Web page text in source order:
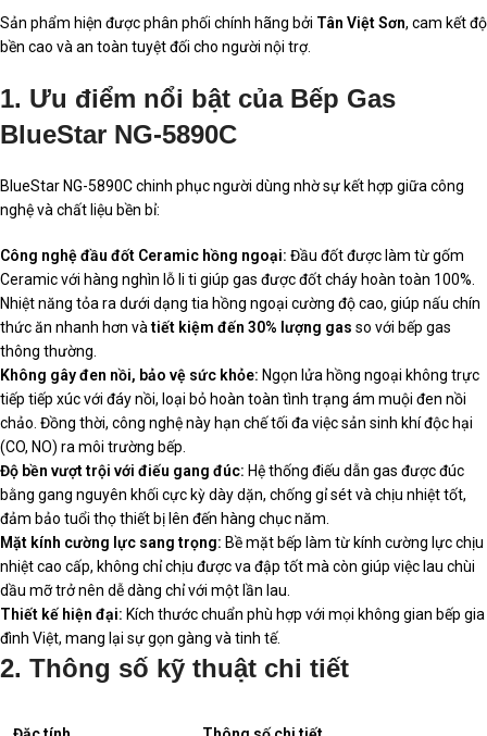
Sản phẩm hiện được phân phối chính hãng bởi Tân Việt Sơn, cam kết độ
bền cao và an toàn tuyệt đối cho người nội trợ.
1. Ưu điểm nổi bật của Bếp Gas
BlueStar NG-5890C
BlueStar NG-5890C chinh phục người dùng nhờ sự kết hợp giữa công
nghệ và chất liệu bền bỉ:
Công nghệ đầu đốt Ceramic hồng ngoại: Đầu đốt được làm từ gốm
Ceramic với hàng nghìn lỗ li ti giúp gas được đốt cháy hoàn toàn 100%.
Nhiệt năng tỏa ra dưới dạng tia hồng ngoại cường độ cao, giúp nấu chín
thức ăn nhanh hơn vàtiết kiệm đến 30% lượng gas so với bếp gas
thông thường.
Không gây đen nồi, bảo vệ sức khỏe: Ngọn lửa hồng ngoại không trực
tiếp tiếp xúc với đáy nồi, loại bỏ hoàn toàn tình trạng ám muội đen nồi
chảo. Đồng thời, công nghệ này hạn chế tối đa việc sản sinh khí độc hại
(CO, NO) ra môi trường bếp.
Độ bền vượt trội với điếu gang đúc: Hệ thống điếu dẫn gas được đúc
bằng gang nguyên khối cực kỳ dày dặn, chống gỉ sét và chịu nhiệt tốt,
đảm bảo tuổi thọ thiết bị lên đến hàng chục năm.
Mặt kính cường lực sang trọng: Bề mặt bếp làm từ kính cường lực chịu
nhiệt cao cấp, không chỉ chịu được va đập tốt mà còn giúp việc lau chùi
dầu mỡ trở nên dễ dàng chỉ với một lần lau.
Thiết kế hiện đại: Kích thước chuẩn phù hợp với mọi không gian bếp gia
đình Việt, mang lại sự gọn gàng và tinh tế.
2. Thông số kỹ thuật chi tiết